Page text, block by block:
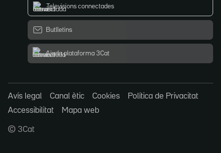
Televisions connectades
Butlletins
Ajuda plataforma 3Cat
Avís legal Canal ètic Cookies
Política de Privacitat
Accessibilitat
Mapa web
© 3Cat